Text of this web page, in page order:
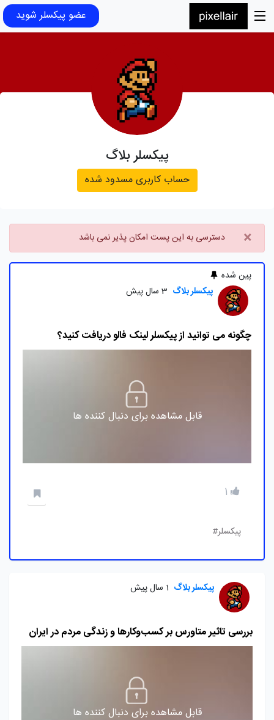
عضو پیکسلر شوید
پیکسلر بلاگ
حساب کاربری مسدود شده
× دسترسی به این پست امکان پذیر نمی باشد
پین شده
پیکسلر بلاگ 3 سال پیش
چگونه می توانید از پیکسلر لینک فالو دریافت کنید؟
قابل مشاهده برای دنبال کننده ها
1
پیکسلر#
پیکسلر بلاگ 1 سال پیش
بررسی تاثیر متاورس بر کسب‌وکارها و زندگی مردم در ایران
قابل مشاهده برای دنبال کننده ها